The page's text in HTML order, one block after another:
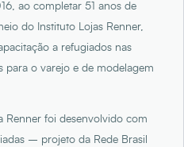
ao completar 51 anos de
do Instituto Lojas Renner,
a refugiados nas
para o varejo e de modelagem
Renner foi desenvolvido com
– projeto da Rede Brasil